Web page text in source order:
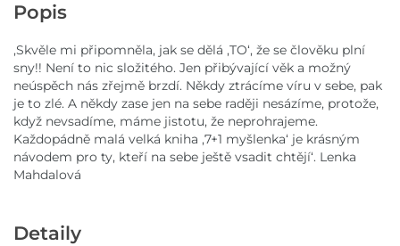
Popis
,Skvěle mi připomněla, jak se dělá ,TO‘, že se člověku plní
sny!! Není to nic složitého. Jen přibývající věk a možný
neúspěch nás zřejmě brzdí. Někdy ztrácíme víru v sebe, pak
je to zlé. A někdy zase jen na sebe raději nesázíme, protože,
když nevsadíme, máme jistotu, že neprohrajeme.
Každopádně malá velká kniha ,7+1 myšlenka‘ je krásným
návodem pro ty, kteří na sebe ještě vsadit chtějí‘. Lenka
Mahdalová
Detaily